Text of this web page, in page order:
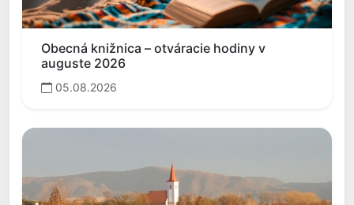
Obecná knižnica – otváracie hodiny v
auguste 2026
05.08.2026